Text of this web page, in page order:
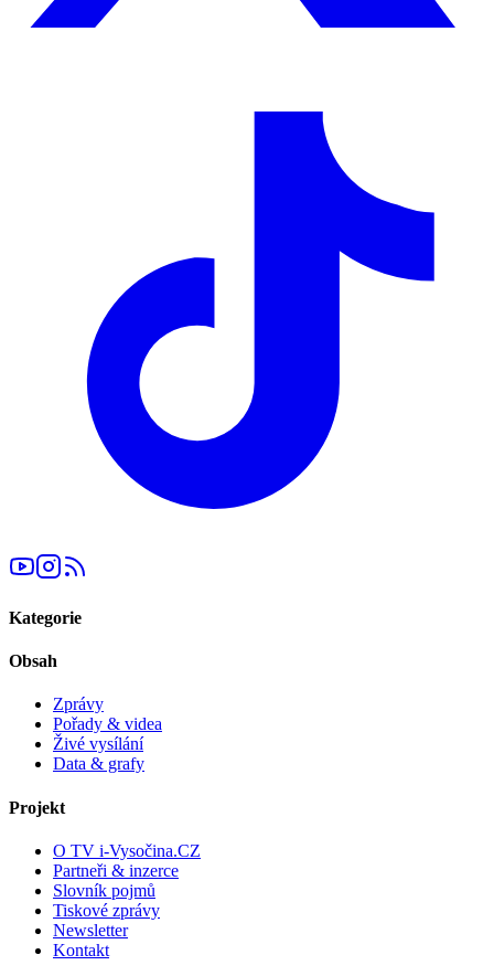
Kategorie
Obsah
Zprávy
Pořady & videa
Živé vysílání
Data & grafy
Projekt
O TV i-Vysočina.CZ
Partneři & inzerce
Slovník pojmů
Tiskové zprávy
Newsletter
Kontakt